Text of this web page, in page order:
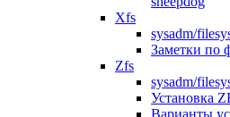
Xfs
sysadm/
Заметки по
Zfs
sysadm/
Установка
Варианты